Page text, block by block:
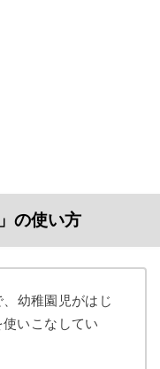
の使い方
、幼稚園児がはじ
いこなしてい